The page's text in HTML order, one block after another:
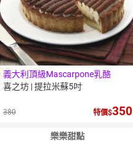
義大利頂級Mascarpone乳酪
喜之坊 | 提拉米蘇5吋
380 特價 350
樂樂甜點